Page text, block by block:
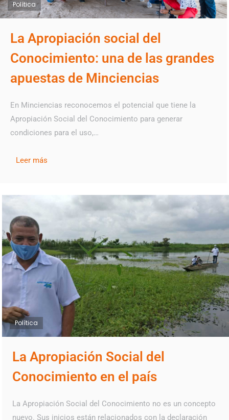
Política
La Apropiación social del
Conocimiento: una de las grandes
apuestas de Minciencias
En Minciencias reconocemos el potencial que tiene la
Apropiación Social del Conocimiento para generar
condiciones para el uso,…
Leer más
Política
La Apropiación Social del
Conocimiento en el país
La Apropiación Social del Conocimiento no es un concepto
nuevo. Sus inicios están relacionados con la declaración